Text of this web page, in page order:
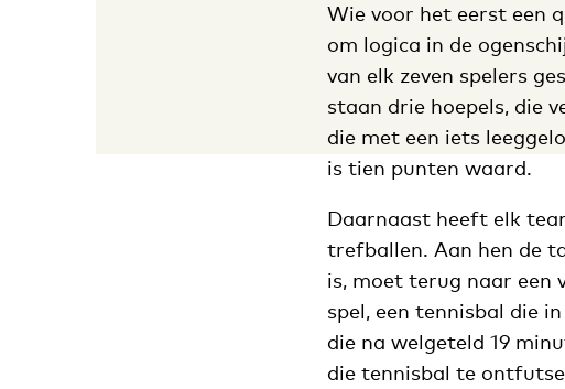
Wie voor het eerst een
om logica in de
van elk zeven spelers
staan drie hoepels, die
die met een iets
is tien punten waard.
Daarnaast heeft elk
trefballen. Aan hen de
is, moet terug naar een
spel, een tennisbal die
die na welgeteld 19
die tennisbal te